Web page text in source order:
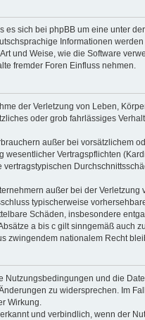
es sich bei phpBB um eine unter der
Informationen
und Weise, wie die Software
fremder Foren Einfluss nehmen.
der Verletzung von Leben,
oder grob fahrlässiges
außer bei vorsätzlichem
wesentlicher Vertragspflichten
außer bei der
typischerweise
Schäden, insbesondere
a bis c gilt sinngemäß auch
zwingendem nationalem Recht
Nutzungsbedingungen und die
zu widersprechen. Im
Wirkung.
und verbindlich, wenn der